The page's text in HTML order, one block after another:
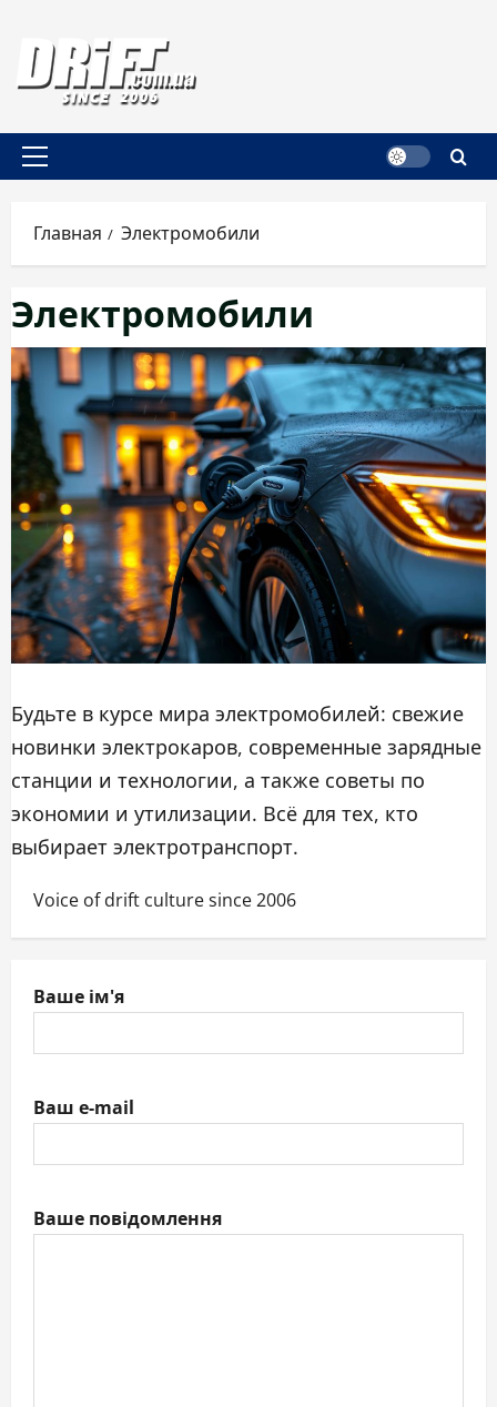
содержимому
Основное
Главная Электромобили
Электромобили
Будьте в курсе мира электромобилей: свежие
новинки электрокаров, современные зарядные
станции и технологии, а также советы по
экономии и утилизации. Всё для тех, кто
выбирает электротранспорт.
Voice of drift culture since 2006
Ваше ім'я
Ваш e-mail
Ваше повідомлення